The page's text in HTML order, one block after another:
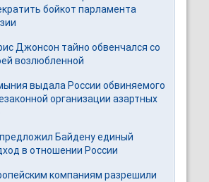
бойкот парламента
Джонсон тайно обвенчался со
возлюбленной
выдала России обвиняемого
организации азартных
Байдену единый
в отношении России
компаниям разрешили